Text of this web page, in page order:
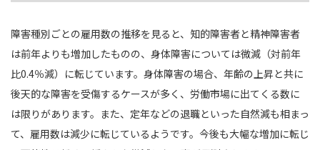
障害種別ごとの雇用数の推移を見ると、知的障害者と精神障害者
は前年よりも増加したものの、身体障害については微減（対前年
比0.4％減）に転じています。身体障害の場合、年齢の上昇と共に
後天的な障害を受傷するケースが多く、労働市場に出てくる数に
は限りがあります。また、定年などの退職といった自然減も相まっ
て、雇用数は減少に転じているようです。今後も大幅な増加に転じ